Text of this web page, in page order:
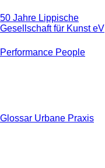
50 Jahre Lippische
Gesellschaft für Kunst eV
Performance People
Glossar Urbane Praxis